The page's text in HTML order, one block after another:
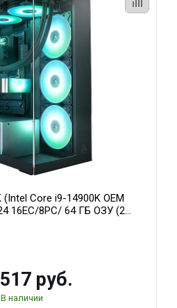
Core i9-14900K OEM
16EC/8PC/ 64 ГБ ОЗУ (2
XTREME WATERFORCE
руб.
В наличии